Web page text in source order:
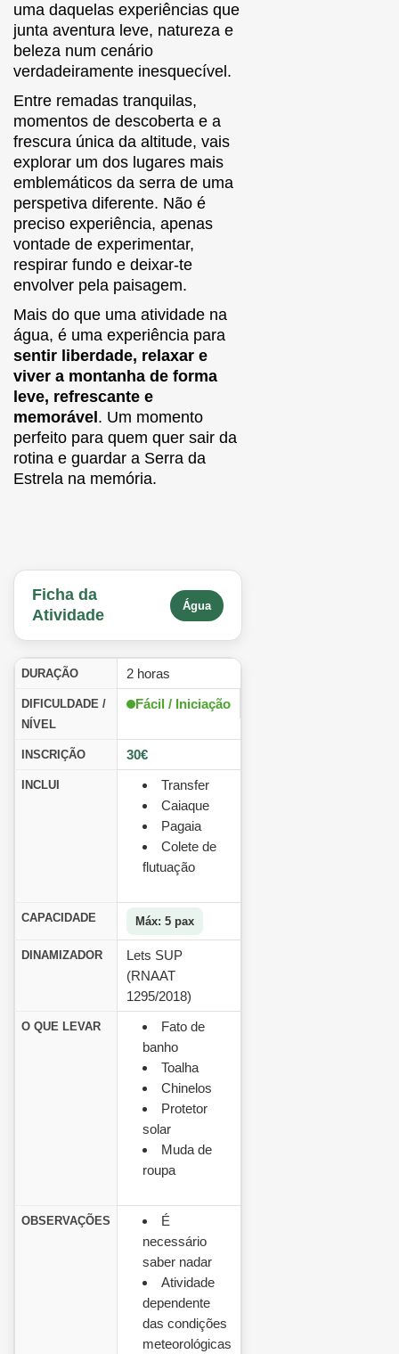
uma daquelas experiências que
junta aventura leve, natureza e
beleza num cenário
verdadeiramente inesquecível.
Entre remadas tranquilas,
momentos de descoberta e a
frescura única da altitude, vais
explorar um dos lugares mais
emblemáticos da serra de uma
perspetiva diferente. Não é
preciso experiência, apenas
vontade de experimentar,
respirar fundo e deixar-te
envolver pela paisagem.
Mais do que uma atividade na
água, é uma experiência para
sentir liberdade, relaxar e
viver a montanha de forma
leve, refrescante e
memorável . Um momento
perfeito para quem quer sair da
rotina e guardar a Serra da
Estrela na memória.
Ficha da
Atividade
Água
DURAÇÃO 2 horas
DIFICULDADE /
NÍVEL
Fácil / Iniciação
INSCRIÇÃO 30€
INCLUI
Transfer
Caiaque
Pagaia
Colete de
flutuação
CAPACIDADE Máx: 5 pax
DINAMIZADOR
Lets SUP
(RNAAT
1295/2018)
O QUE LEVAR
Fato de
banho
Toalha
Chinelos
Protetor
solar
Muda de
roupa
OBSERVAÇÕES
É
necessário
saber nadar
Atividade
dependente
das condições
meteorológicas